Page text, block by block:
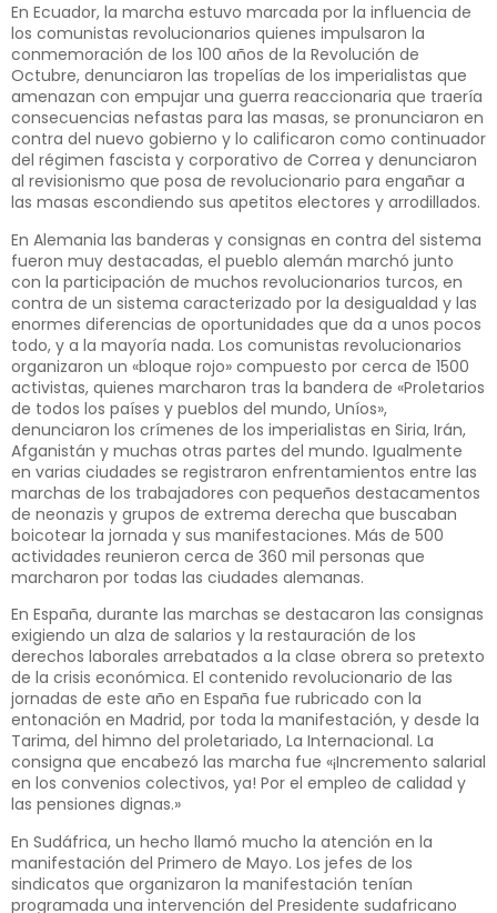
En Ecuador, la marcha estuvo marcada por la influencia de
los comunistas revolucionarios quienes impulsaron la
conmemoración de los 100 años de la Revolución de
Octubre, denunciaron las tropelías de los imperialistas que
amenazan con empujar una guerra reaccionaria que traería
consecuencias nefastas para las masas, se pronunciaron en
contra del nuevo gobierno y lo calificaron como continuador
del régimen fascista y corporativo de Correa y denunciaron
al revisionismo que posa de revolucionario para engañar a
las masas escondiendo sus apetitos electores y arrodillados.
En Alemania las banderas y consignas en contra del sistema
fueron muy destacadas, el pueblo alemán marchó junto
con la participación de muchos revolucionarios turcos, en
contra de un sistema caracterizado por la desigualdad y las
enormes diferencias de oportunidades que da a unos pocos
todo, y a la mayoría nada. Los comunistas revolucionarios
organizaron un «bloque rojo» compuesto por cerca de 1500
activistas, quienes marcharon tras la bandera de «Proletarios
de todos los países y pueblos del mundo, Uníos»,
denunciaron los crímenes de los imperialistas en Siria, Irán,
Afganistán y muchas otras partes del mundo. Igualmente
en varias ciudades se registraron enfrentamientos entre las
marchas de los trabajadores con pequeños destacamentos
de neonazis y grupos de extrema derecha que buscaban
boicotear la jornada y sus manifestaciones. Más de 500
actividades reunieron cerca de 360 mil personas que
marcharon por todas las ciudades alemanas.
En España, durante las marchas se destacaron las consignas
exigiendo un alza de salarios y la restauración de los
derechos laborales arrebatados a la clase obrera so pretexto
de la crisis económica. El contenido revolucionario de las
jornadas de este año en España fue rubricado con la
entonación en Madrid, por toda la manifestación, y desde la
Tarima, del himno del proletariado, La Internacional. La
consigna que encabezó las marcha fue «¡Incremento salarial
en los convenios colectivos, ya! Por el empleo de calidad y
las pensiones dignas.»
En Sudáfrica, un hecho llamó mucho la atención en la
manifestación del Primero de Mayo. Los jefes de los
sindicatos que organizaron la manifestación tenían
programada una intervención del Presidente sudafricano